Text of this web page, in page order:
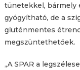
tünetekkel, bármely
gyógyítható, de a
gluténmentes
megszüntethetőek.
„A SPAR a